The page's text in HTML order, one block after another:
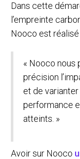
Dans cette
l’empreinte
Nooco est réalisé
« Nooco nous
précision
et de
performance
atteints. »
Avoir sur Nooco